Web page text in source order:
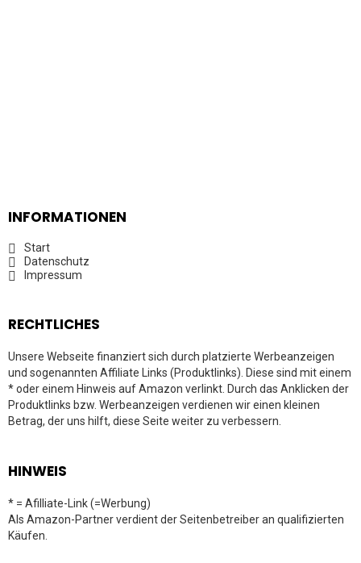
INFORMATIONEN
Start
Datenschutz
Impressum
RECHTLICHES
Unsere Webseite finanziert sich durch platzierte Werbeanzeigen
und sogenannten Affiliate Links (Produktlinks). Diese sind mit einem
* oder einem Hinweis auf Amazon verlinkt. Durch das Anklicken der
Produktlinks bzw. Werbeanzeigen verdienen wir einen kleinen
Betrag, der uns hilft, diese Seite weiter zu verbessern.
HINWEIS
* = Afilliate-Link (=Werbung)
Als Amazon-Partner verdient der Seitenbetreiber an qualifizierten
Käufen.